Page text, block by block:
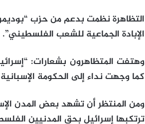
التظاهرة نظمت بدعم من حزب
الإبادة الجماعية للشعب الفلسطيني”.
وهتفت المتظاهرون بشعارات:
كما وجهت نداء إلى الحكومة
ومن المنتظر أن تشهد بعض المدن
ترتكبها إسرائيل بحق المدنيين